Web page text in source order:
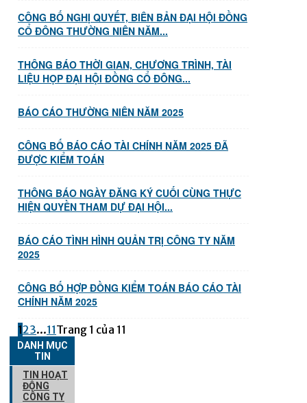
CÔNG BỐ NGHỊ QUYẾT, BIÊN BẢN ĐẠI HỘI ĐỒNG
CỔ ĐÔNG THƯỜNG NIÊN NĂM...
THÔNG BÁO THỜI GIAN, CHƯƠNG TRÌNH, TÀI
LIỆU HỌP ĐẠI HỘI ĐỒNG CỔ ĐÔNG...
BÁO CÁO THƯỜNG NIÊN NĂM 2025
CÔNG BỐ BÁO CÁO TÀI CHÍNH NĂM 2025 ĐÃ
ĐƯỢC KIỂM TOÁN
THÔNG BÁO NGÀY ĐĂNG KÝ CUỐI CÙNG THỰC
HIỆN QUYỀN THAM DỰ ĐẠI HỘI...
BÁO CÁO TÌNH HÌNH QUẢN TRỊ CÔNG TY NĂM
2025
CÔNG BỐ HỢP ĐỒNG KIỂM TOÁN BÁO CÁO TÀI
CHÍNH NĂM 2025
123...11Trang 1 của 11
DANH MỤC
TIN
TIN HOẠT
ĐỘNG
CÔNG TY